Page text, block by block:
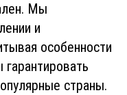
Мы
и
особенности
страны.